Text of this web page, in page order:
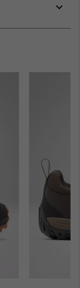
or